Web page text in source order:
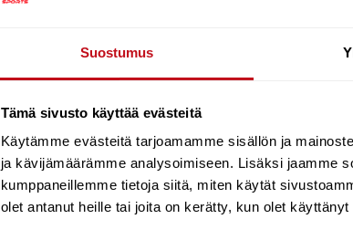
Suostumus
Tämä sivusto käyttää evästeitä
Käytämme evästeitä tarjoamamme sisällön ja
ja kävijämäärämme analysoimiseen. Lisäksi jaamme
kumppaneillemme tietoja siitä, miten käytät
olet antanut heille tai joita on kerätty, kun olet käyttänyt